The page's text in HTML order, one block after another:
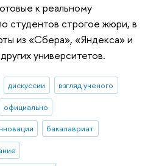
к реальному
студентов строгое жюри, в
из «Сбера», «Яндекса» и
университетов.
дискуссии
взгляд ученого
официально
бакалавриат